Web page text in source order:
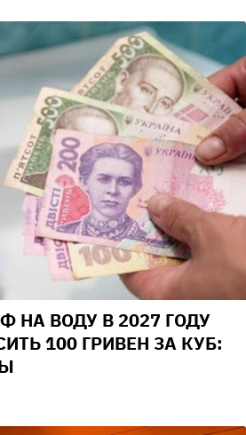
НА ВОДУ В 2027 ГОДУ
100 ГРИВЕН ЗА КУБ: